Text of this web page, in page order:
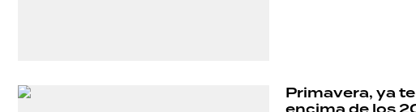
Primavera, ya